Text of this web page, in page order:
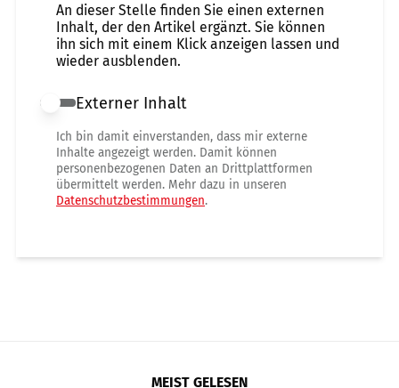
An dieser Stelle finden Sie einen externen
Inhalt, der den Artikel ergänzt. Sie können
ihn sich mit einem Klick anzeigen lassen und
wieder ausblenden.
Externer Inhalt erlauben
Externer Inhalt
Ich bin damit einverstanden, dass mir externe
Inhalte angezeigt werden. Damit können
personenbezogenen Daten an Drittplattformen
übermittelt werden. Mehr dazu in unseren
Datenschutzbestimmungen.
MEIST GELESEN